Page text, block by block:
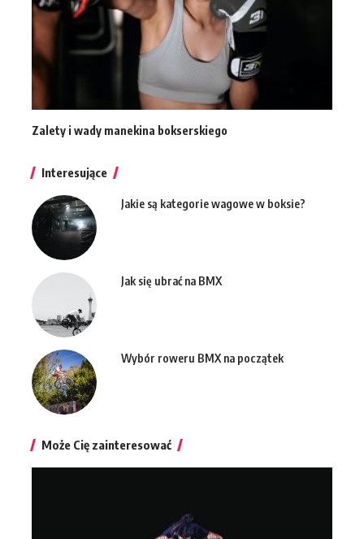
Zalety i wady manekina bokserskiego
Interesujące
Jakie są kategorie wagowe w boksie?
Jak się ubrać na BMX
Wybór roweru BMX na początek
Może Cię zainteresować